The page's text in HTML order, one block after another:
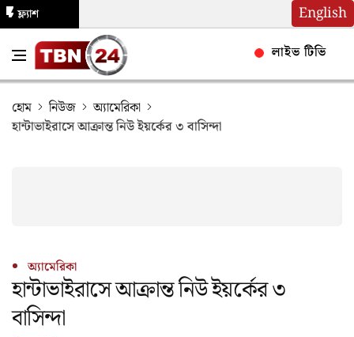
English
ফ্ল্যাশ
লাইভ টিভি
হোম নিউজ
অ্যামেরিকা
হান্টাভাইরাসে আক্রান্ত নিউ ইয়র্কের ৩ বাসিন্দা
অ্যামেরিকা
হান্টাভাইরাসে আক্রান্ত নিউ ইয়র্কের ৩
বাসিন্দা